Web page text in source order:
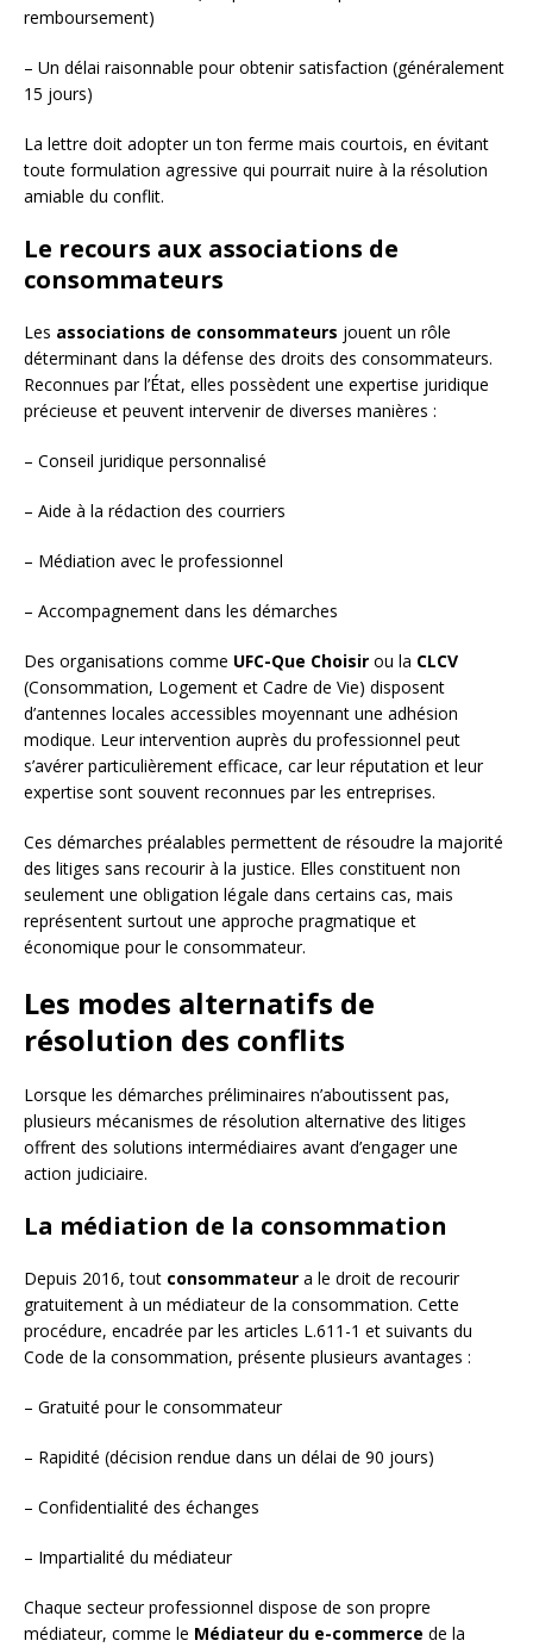
remboursement)
– Un délai raisonnable pour obtenir satisfaction (généralement
15 jours)
La lettre doit adopter un ton ferme mais courtois, en évitant
toute formulation agressive qui pourrait nuire à la résolution
amiable du conflit.
Le recours aux associations de
consommateurs
Les associations de consommateurs jouent un rôle
déterminant dans la défense des droits des consommateurs.
Reconnues par l’État, elles possèdent une expertise juridique
précieuse et peuvent intervenir de diverses manières :
– Conseil juridique personnalisé
– Aide à la rédaction des courriers
– Médiation avec le professionnel
– Accompagnement dans les démarches
Des organisations comme UFC-Que Choisir ou la CLCV
(Consommation, Logement et Cadre de Vie) disposent
d’antennes locales accessibles moyennant une adhésion
modique. Leur intervention auprès du professionnel peut
s’avérer particulièrement efficace, car leur réputation et leur
expertise sont souvent reconnues par les entreprises.
Ces démarches préalables permettent de résoudre la majorité
des litiges sans recourir à la justice. Elles constituent non
seulement une obligation légale dans certains cas, mais
représentent surtout une approche pragmatique et
économique pour le consommateur.
Les modes alternatifs de
résolution des conflits
Lorsque les démarches préliminaires n’aboutissent pas,
plusieurs mécanismes de résolution alternative des litiges
offrent des solutions intermédiaires avant d’engager une
action judiciaire.
La médiation de la consommation
Depuis 2016, tout consommateur a le droit de recourir
gratuitement à un médiateur de la consommation. Cette
procédure, encadrée par les articles L.611-1 et suivants du
Code de la consommation, présente plusieurs avantages :
– Gratuité pour le consommateur
– Rapidité (décision rendue dans un délai de 90 jours)
– Confidentialité des échanges
– Impartialité du médiateur
Chaque secteur professionnel dispose de son propre
médiateur, comme le Médiateur du e-commerce de la